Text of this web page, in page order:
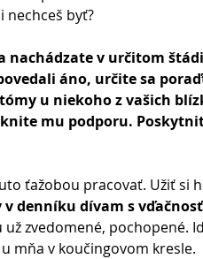
nechceš byť?
nachádzate v určitom
áno, určite sa
u niekoho z vašich
mu podporu.
ťažobou pracovať. Užiť si
denníku dívam s
zvedomené, pochopené.
mňa v koučingovom kresle.